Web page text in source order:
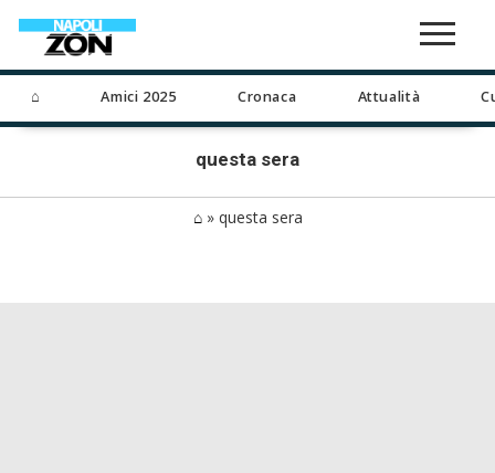
⌂ Amici 2025 Cronaca Attualità
questa sera
⌂» questa sera